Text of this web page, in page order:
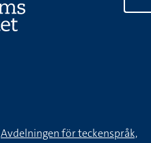
Avdelningen för teckenspråk,